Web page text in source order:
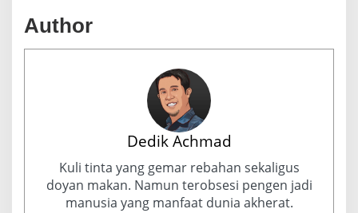
Author
Dedik Achmad
Kuli tinta yang gemar rebahan sekaligus
doyan makan. Namun terobsesi pengen jadi
manusia yang manfaat dunia akherat.